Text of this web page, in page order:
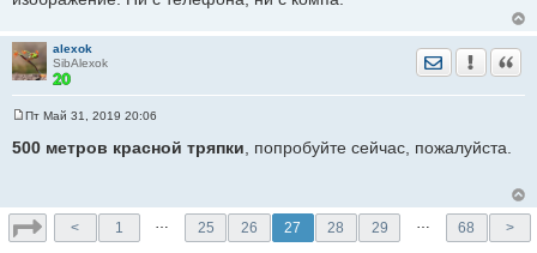
е
е
alexok
SibAlexok
Отправить
о
о
н
и
е
Пт Май 31, 2019 20:06
500 метров красной тряпки, попробуйте сейчас, пожалуйста.
< 1 … 25 26 27 28 29 … 68 >